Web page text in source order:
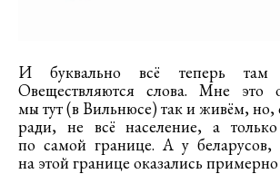
И буквально всё теперь там
Овеществляются слова. Мне это
мы тут (в Вильнюсе) так и живём, но,
ради, не всё население, а
по самой границе. А у беларусов,
на этой границе оказались примерно